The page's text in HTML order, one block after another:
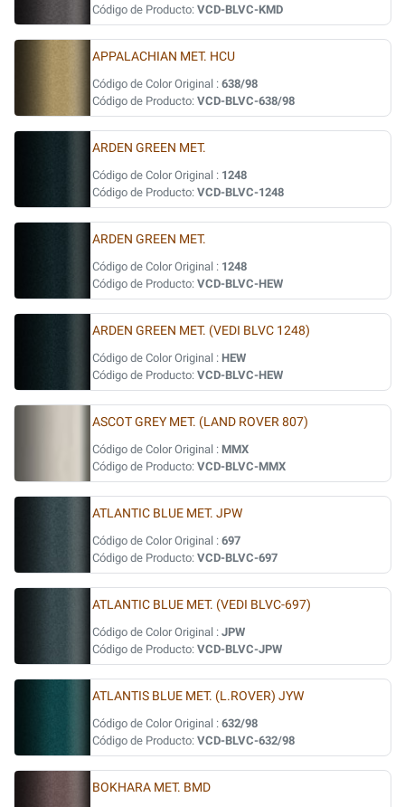
Código de Producto: VCD-BLVC-KMD
APPALACHIAN MET. HCU
Código de Color Original : 638/98
Código de Producto: VCD-BLVC-638/98
ARDEN GREEN MET.
Código de Color Original : 1248
Código de Producto: VCD-BLVC-1248
ARDEN GREEN MET.
Código de Color Original : 1248
Código de Producto: VCD-BLVC-HEW
ARDEN GREEN MET. (VEDI BLVC 1248)
Código de Color Original : HEW
Código de Producto: VCD-BLVC-HEW
ASCOT GREY MET. (LAND ROVER 807)
Código de Color Original : MMX
Código de Producto: VCD-BLVC-MMX
ATLANTIC BLUE MET. JPW
Código de Color Original : 697
Código de Producto: VCD-BLVC-697
ATLANTIC BLUE MET. (VEDI BLVC-697)
Código de Color Original : JPW
Código de Producto: VCD-BLVC-JPW
ATLANTIS BLUE MET. (L.ROVER) JYW
Código de Color Original : 632/98
Código de Producto: VCD-BLVC-632/98
BOKHARA MET. BMD